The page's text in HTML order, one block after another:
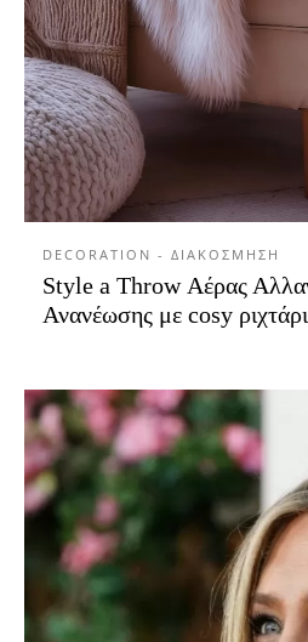
DECORATION - ΔΙΑΚΟΣΜΗΣΗ
Style a Throw Αέρας
Ανανέωσης με cosy